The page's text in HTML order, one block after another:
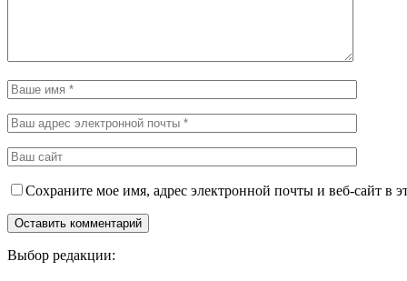
Сохраните мое имя, адрес электронной почты и веб-сайт в
Выбор редакции: